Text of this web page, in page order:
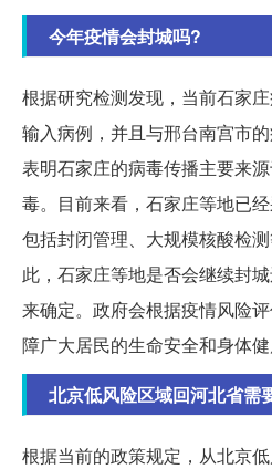
今年疫情会封城吗?
根据研究检测发现，当前石家
输入病例，并且与邢台南宫市
表明石家庄的病毒传播主要来
毒。目前来看，石家庄等地已
包括封闭管理、大规模核酸检
此，石家庄等地是否会继续封
来确定。政府会根据疫情风险
障广大居民的生命安全和身体健
北京低风险区域回河北省需
根据当前的政策规定，从北京